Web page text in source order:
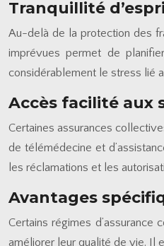
Tranquillité
Au-delà de la protection des
imprévues permet de
considérablement le stress lié
Accès facilité aux
Certaines assurances
de télémédecine et
les réclamations et les
Avantages
Certains régimes
améliorer leur qualité de vie. Il